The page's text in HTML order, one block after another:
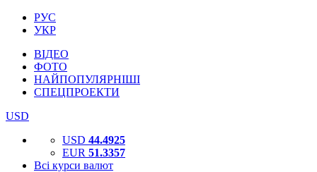
РУС
УКР
ВІДЕО
ФОТО
НАЙПОПУЛЯРНІШІ
СПЕЦПРОЕКТИ
USD
USD 44.4925
EUR 51.3357
Всі курси валют